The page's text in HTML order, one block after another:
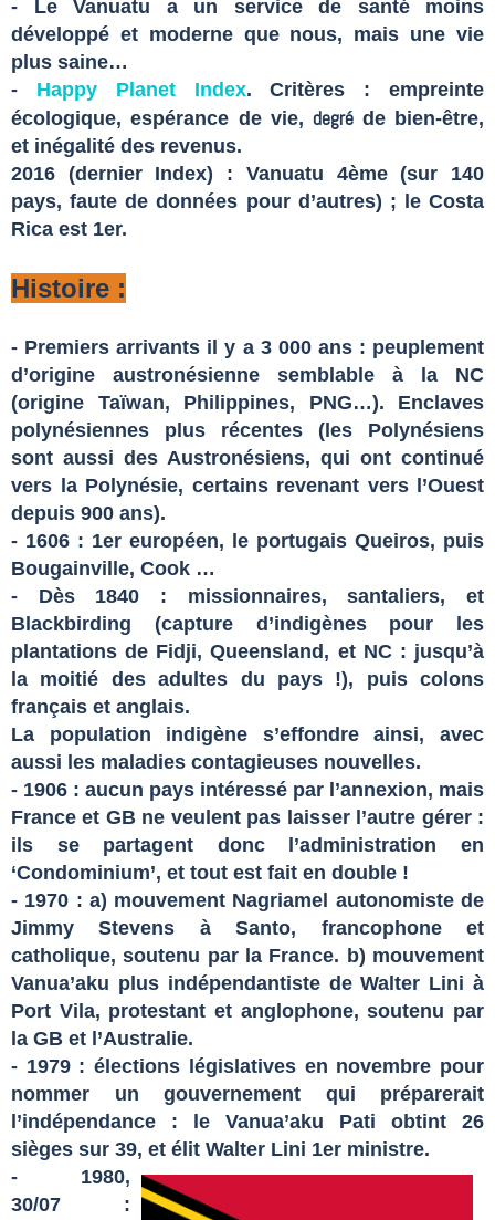
- Le Vanuatu a un service de santé moins
développé et moderne que nous, mais une vie
plus saine…
- Happy Planet Index.Critères : empreinte
écologique, espérance de vie,degré de bien-être,
et inégalité des revenus.
2016 (dernier Index) : Vanuatu 4ème (sur 140
pays, faute de données pour d’autres) ; le Costa
Rica est 1er.
Histoire :
- Premiers arrivants il y a 3 000 ans : peuplement
d’origine austronésienne semblable à la NC
(origine Taïwan, Philippines, PNG…). Enclaves
polynésiennes plus récentes (les Polynésiens
sont aussi des Austronésiens, qui ont continué
vers la Polynésie, certains revenant vers l’Ouest
depuis 900 ans).
- 1606 : 1er européen, le portugais Queiros, puis
Bougainville, Cook …
- Dès 1840 : missionnaires, santaliers, et
Blackbirding (capture d’indigènes pour les
plantations de Fidji, Queensland, et NC : jusqu’à
la moitié des adultes du pays !), puis colons
français et anglais.
La population indigène s’effondre ainsi, avec
aussi les maladies contagieuses nouvelles.
- 1906 : aucun pays intéressé par l’annexion, mais
France et GB ne veulent pas laisser l’autre gérer :
ils se partagent donc l’administration en
‘Condominium’, et tout est fait en double !
- 1970 : a) mouvement Nagriamel autonomiste de
Jimmy Stevens à Santo, francophone et
catholique, soutenu par la France. b) mouvement
Vanua’aku plus indépendantiste de Walter Lini à
Port Vila, protestant et anglophone, soutenu par
la GB et l’Australie.
- 1979 : élections législatives en novembre pour
nommer un gouvernement qui préparerait
l’indépendance : le Vanua’aku Pati obtint 26
sièges sur 39, et élit Walter Lini 1er ministre.
- 1980,
30/07 :